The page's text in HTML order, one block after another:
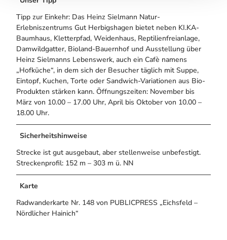
Tipp zur Einkehr: Das Heinz Sielmann Natur-
Erlebniszentrums Gut Herbigshagen bietet neben KI.KA-
Baumhaus, Kletterpfad, Weidenhaus, Reptilienfreianlage,
Damwildgatter, Bioland-Bauernhof und Ausstellung über
Heinz Sielmanns Lebenswerk, auch ein Cafè namens
„Hofküche“, in dem sich der Besucher täglich mit Suppe,
Eintopf, Kuchen, Torte oder Sandwich-Variationen aus Bio-
Produkten stärken kann. Öffnungszeiten: November bis
März von 10.00 – 17.00 Uhr, April bis Oktober von 10.00 –
18.00 Uhr.
Sicherheitshinweise
Strecke ist gut ausgebaut, aber stellenweise unbefestigt.
Streckenprofil: 152 m – 303 m ü. NN
Karte
Radwanderkarte Nr. 148 von PUBLICPRESS „Eichsfeld –
Nördlicher Hainich“